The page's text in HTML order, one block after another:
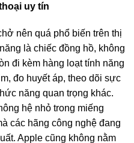
uy tín
nên quá phổ biến trên thị
là chiếc đồng hồ, không
đi kèm hàng loạt tính năng
đo huyết áp, theo dõi sực
năng quan trọng khác.
hệ nhỏ trong miếng
các hãng công nghệ đang
Apple cũng không nằm